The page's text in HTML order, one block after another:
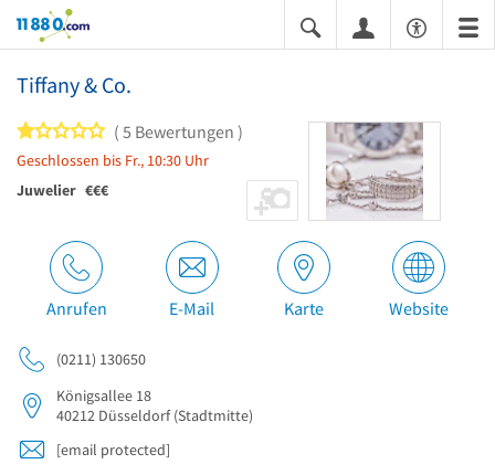
11880.com
Tiffany & Co.
1 von 5 Sternen
5 Bewertungen
Geschlossen bis Fr., 10:30 Uhr
Juwelier €€€
Anrufen E-Mail Karte Website
(0211) 130650
Königsallee 18
40212 Düsseldorf(Stadtmitte)
[email protected]